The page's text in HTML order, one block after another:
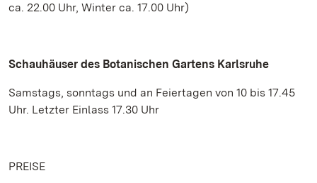
ca. 22.00 Uhr, Winter ca. 17.00 Uhr)
Schauhäuser des Botanischen Gartens Karlsruhe
Samstags, sonntags und an Feiertagen von 10 bis 17.45
Uhr. Letzter Einlass 17.30 Uhr
PREISE